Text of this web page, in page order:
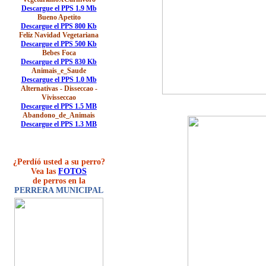
Descargue el PPS 1.9 Mb
Bueno Apetito
Descargue el PPS 800 Kb
Felíz Navidad Vegetariana
Descargue el PPS 500 Kb
Bebes Foca
Descargue el PPS 830 Kb
Animais_e_Saude
Descargue el PPS 1.0 Mb
Alternativas - Disseccao -
Vivisseccao
Descargue el PPS 1.5 MB
Abandono_de_Animais
Descargue el PPS 1.3 MB
¿Perdíó usted a su perro?
Vea las FOTOS
de perros en la
PERRERA MUNICIPAL